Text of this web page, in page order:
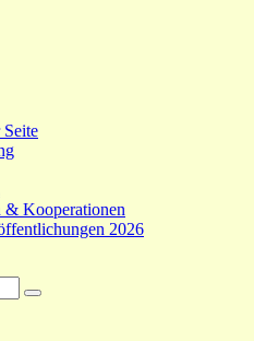
& Kooperationen
2026